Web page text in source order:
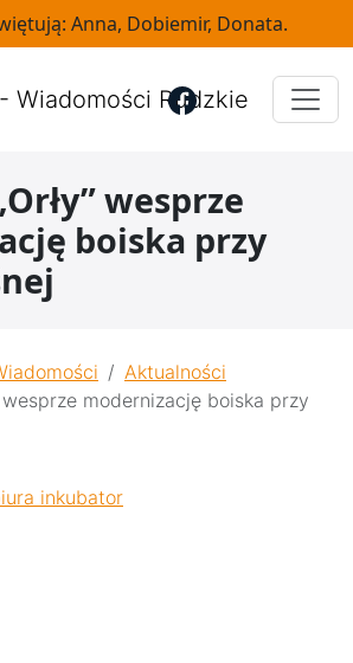
Anna, Dobiemir, Donata.
wesprze
boiska przy
Aktualności
wesprze modernizację boiska przy